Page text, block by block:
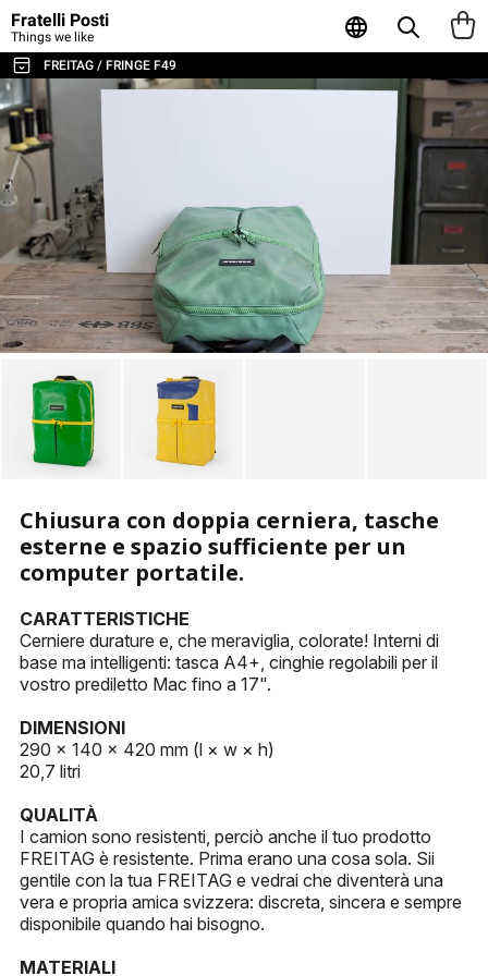
Fratelli Posti
Things we like
FREITAG / FRINGE F49
TUTTE LE BORSE E GLI ACCESSORI
BORSE A TRACOLLA E MESSENGER
ZAINI
SPORT E VIAGGI
BORSE PORTA LAPTOP
TOTE E SHOPPER
PORTAFOGLI E PORTACARTE
POUCH E CONTENITORI
CUSTODIE PER LAPTOP
AGENDA & NOTEBOOK
ALTRI ACCESSORI
Chiusura con doppia cerniera, tasche
esterne e spazio sufficiente per un
computer portatile.
CARATTERISTICHE
Cerniere durature e, che meraviglia, colorate! Interni di
base ma intelligenti: tasca A4+, cinghie regolabili per il
vostro prediletto Mac fino a 17".
DIMENSIONI
290 × 140 × 420 mm (l × w × h)
20,7 litri
QUALITÀ
I camion sono resistenti, perciò anche il tuo prodotto
FREITAG è resistente. Prima erano una cosa sola. Sii
gentile con la tua FREITAG e vedrai che diventerà una
vera e propria amica svizzera: discreta, sincera e sempre
disponibile quando hai bisogno.
MATERIALI